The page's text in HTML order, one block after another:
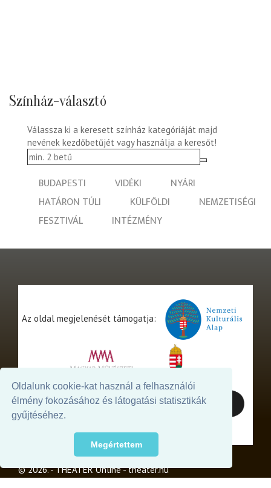
Oldalunk cookie-kat használ a felhasználói
élmény fokozásához és látogatási statisztikák
gyűjtéséhez.
Megértettem
Színház-választó
Válassza ki a keresett színház kategóriáját majd
nevének kezdőbetűjét vagy használja a keresőt!
BUDAPESTI VIDÉKI
NYÁRI
HATÁRON TÚLI
KÜLFÖLDI
NEMZETISÉGI
FESZTIVÁL
INTÉZMÉNY
Az oldal megjelenését támogatja:
© 2026. - THEATER Online -theater.hu